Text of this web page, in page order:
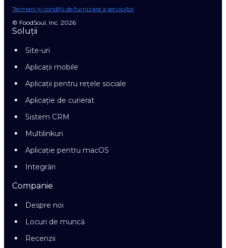
Termeni și condiții de furnizare a serviciilor
© FoodSoul, Inc. 2026.
Soluții
Site-uri
Aplicații mobile
Aplicații pentru rețele sociale
Aplicație de curierat
Sistem CRM
Multilinkuri
Aplicație pentru macOS
Integrări
Companie
Despre noi
Locuri de muncă
Recenzii